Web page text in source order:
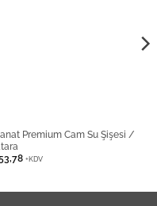
Premium Cam Su Şişesi /
+KDV